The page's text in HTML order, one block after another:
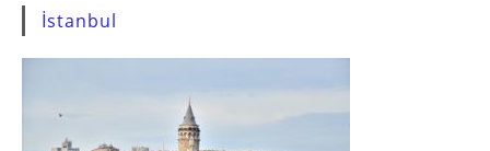
İstanbul